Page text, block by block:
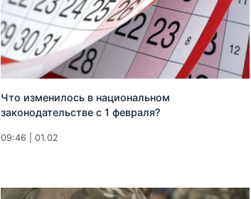
Что изменилось в национальном
законодательстве с 1 февраля?
09:46 | 01.02